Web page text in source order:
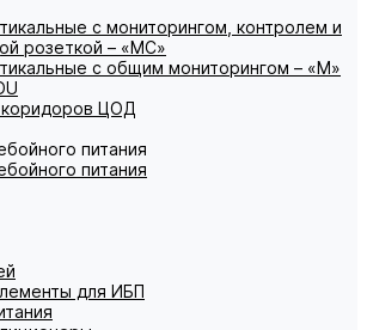
с мониторингом, контролем и
розеткой – «МС»
с общим мониторингом – «М»
ЦОД
питания
питания
для ИБП